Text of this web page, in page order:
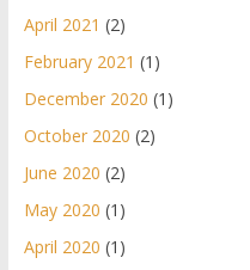
April 2021 (2)
February 2021 (1)
December 2020 (1)
October 2020 (2)
June 2020 (2)
May 2020 (1)
April 2020 (1)